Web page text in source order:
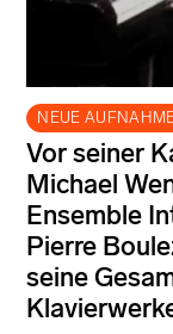
NEUE
Vor seiner
Michael
Ensemble
Pierre
seine